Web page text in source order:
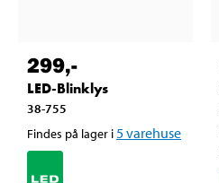
299,-
LED-Blinklys
38-755
Findes på lager i 5varehuse